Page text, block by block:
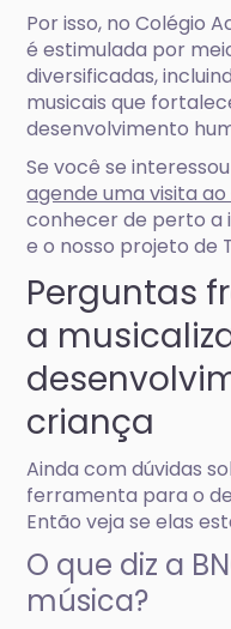
Por isso, no Colégio
é estimulada por
diversificadas,
musicais que
desenvolvimento
Se você se
agende uma visita
conhecer de perto a
e o nosso projeto de
Perguntas
a
criança
Ainda com dúvidas
ferramenta para o
Então veja se elas
O que diz a
música?